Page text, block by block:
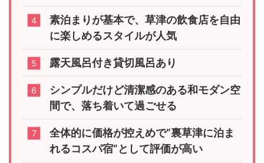
素泊まりが基本で、草津の飲食店を自由
に楽しめるスタイルが人気
露天風呂付き貸切風呂あり
シンプルだけど清潔感のある和モダン空
間で、落ち着いて過ごせる
全体的に価格が控えめで“裏草津に泊ま
れるコスパ宿”として評価が高い